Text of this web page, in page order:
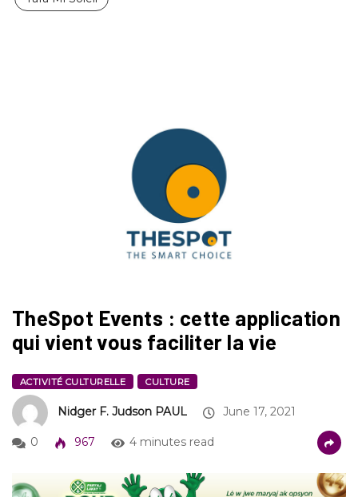
TheSpot Events : cette application
qui vient vous faciliter la vie
ACTIVITÉ CULTURELLE CULTURE
Nidger F. Judson PAUL June 17, 2021
0 967 4 minutes read